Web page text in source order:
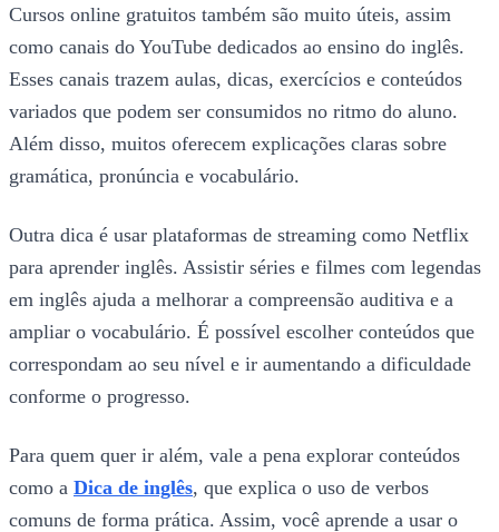
Cursos online gratuitos também são muito úteis, assim
como canais do YouTube dedicados ao ensino do inglês.
Esses canais trazem aulas, dicas, exercícios e conteúdos
variados que podem ser consumidos no ritmo do aluno.
Além disso, muitos oferecem explicações claras sobre
gramática, pronúncia e vocabulário.
Outra dica é usar plataformas de streaming como Netflix
para aprender inglês. Assistir séries e filmes com legendas
em inglês ajuda a melhorar a compreensão auditiva e a
ampliar o vocabulário. É possível escolher conteúdos que
correspondam ao seu nível e ir aumentando a dificuldade
conforme o progresso.
Para quem quer ir além, vale a pena explorar conteúdos
como a Dica de inglês, que explica o uso de verbos
comuns de forma prática. Assim, você aprende a usar o